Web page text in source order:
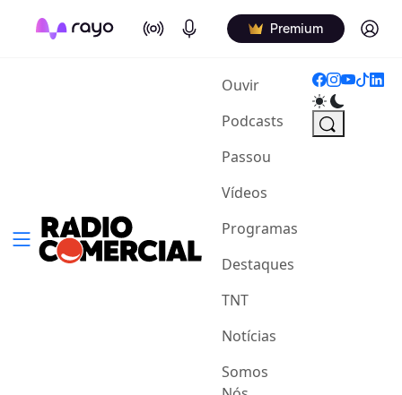
On Air Podcasts Premium Log in
Ouvir(current)
Podcasts
Passou
Vídeos
Programas
Destaques
TNT
Notícias
Somos